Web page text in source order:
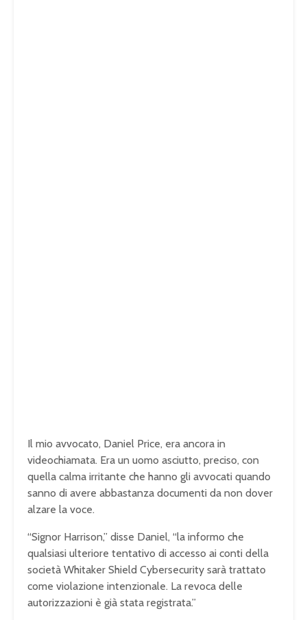
Il mio avvocato, Daniel Price, era ancora in
videochiamata. Era un uomo asciutto, preciso, con
quella calma irritante che hanno gli avvocati quando
sanno di avere abbastanza documenti da non dover
alzare la voce.
“Signor Harrison,” disse Daniel, “la informo che
qualsiasi ulteriore tentativo di accesso ai conti della
società Whitaker Shield Cybersecurity sarà trattato
come violazione intenzionale. La revoca delle
autorizzazioni è già stata registrata.”